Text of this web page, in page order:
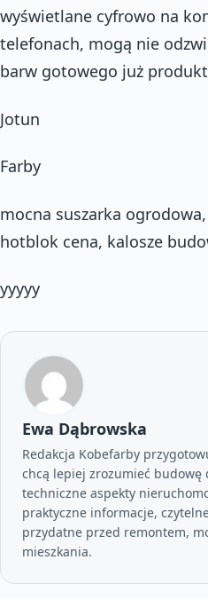
wyświetlane cyfrowo na
telefonach, mogą nie
barw gotowego już
Jotun
Farby
mocna suszarka
hotblok cena, kalosze
yyyyy
Ewa Dąbrowska
Redakcja Kobefarby
chcą lepiej zrozumieć
techniczne aspekty
praktyczne informacje,
przydatne przed remontem,
mieszkania.